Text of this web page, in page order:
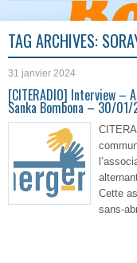
TAG ARCHIVES:
31 janvier 2024
[CITERADIO] Interview –
Sanka Bombona – 30/
Cette
sans-